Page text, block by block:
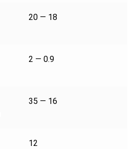
20 — 18
2 — 0.9
35 — 16
12